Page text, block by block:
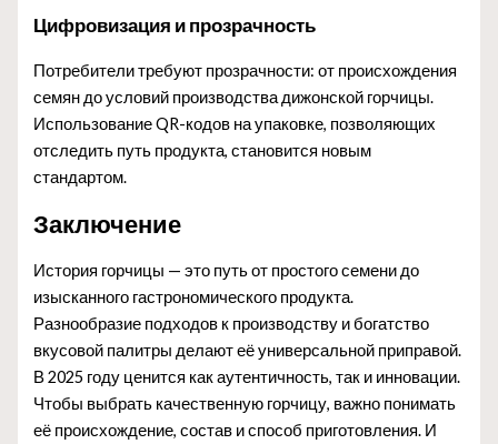
Цифровизация и прозрачность
Потребители требуют прозрачности: от происхождения
семян до условий производства дижонской горчицы.
Использование QR-кодов на упаковке, позволяющих
отследить путь продукта, становится новым
стандартом.
Заключение
История горчицы — это путь от простого семени до
изысканного гастрономического продукта.
Разнообразие подходов к производству и богатство
вкусовой палитры делают её универсальной приправой.
В 2025 году ценится как аутентичность, так и инновации.
Чтобы выбрать качественную горчицу, важно понимать
её происхождение, состав и способ приготовления. И